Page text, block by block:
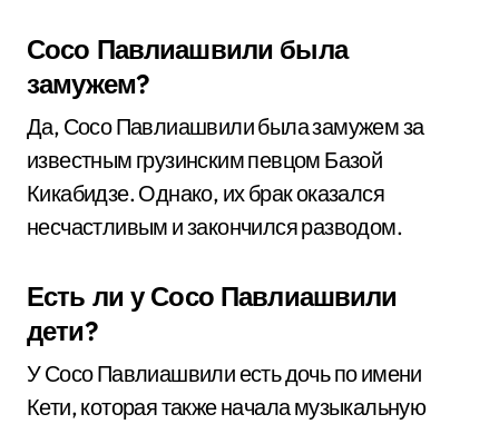
Сосо Павлиашвили была
замужем?
Да, Сосо Павлиашвили была замужем за
известным грузинским певцом Базой
Кикабидзе. Однако, их брак оказался
несчастливым и закончился разводом.
Есть ли у Сосо Павлиашвили
дети?
У Сосо Павлиашвили есть дочь по имени
Кети, которая также начала музыкальную